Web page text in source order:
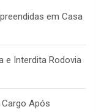
em Casa
e Interdita Rodovia
Cargo Após